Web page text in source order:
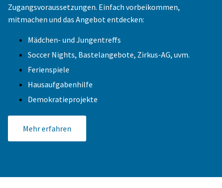
Zugangsvoraussetzungen. Einfach vorbeikommen,
mitmachen und das Angebot entdecken:
Mädchen- und Jungentreffs
Soccer Nights, Bastelangebote, Zirkus-AG, uvm.
Ferienspiele
Hausaufgabenhilfe
Demokratieprojekte
Mehr erfahren